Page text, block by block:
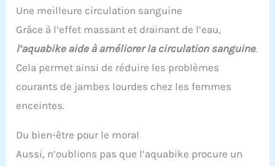
Une meilleure circulation sanguine
Grâce à l’effet massant et drainant de l’eau,
l’aquabike aide à améliorer la circulation sanguine.
Cela permet ainsi de réduire les problèmes
courants de jambes lourdes chez les femmes
enceintes.
Du bien-être pour le moral
Aussi, n’oublions pas que l’aquabike procure un